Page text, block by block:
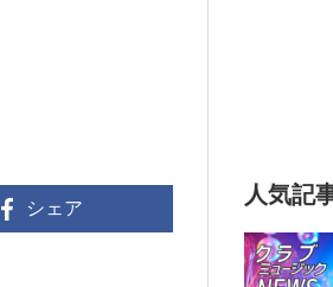
シェア
人気記